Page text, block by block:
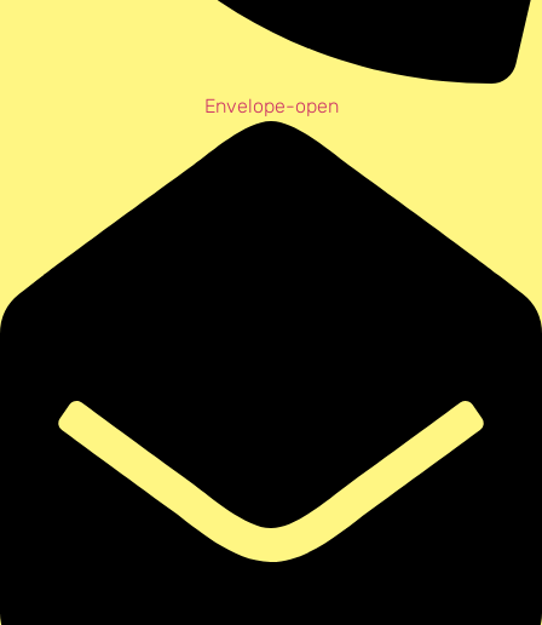
Envelope-open